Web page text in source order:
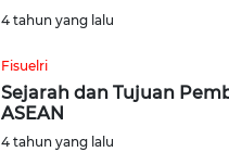
4 tahun yang lalu
Fisuelri
Sejarah dan Tujuan
ASEAN
4 tahun yang lalu